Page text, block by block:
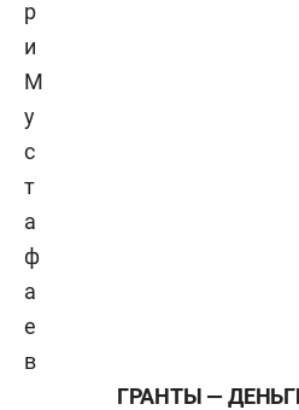
р
и
М
у
с
т
а
ф
а
е
в
ГРАНТЫ —